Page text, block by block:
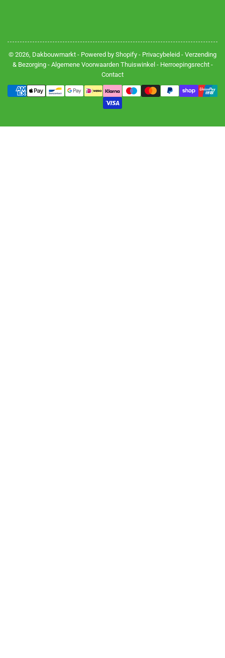
© 2026, Dakbouwmarkt - Powered by Shopify - Privacybeleid - Verzending
& Bezorging- Algemene Voorwaarden Thuiswinkel- Herroepingsrecht-
Contact
Betalingsmethoden